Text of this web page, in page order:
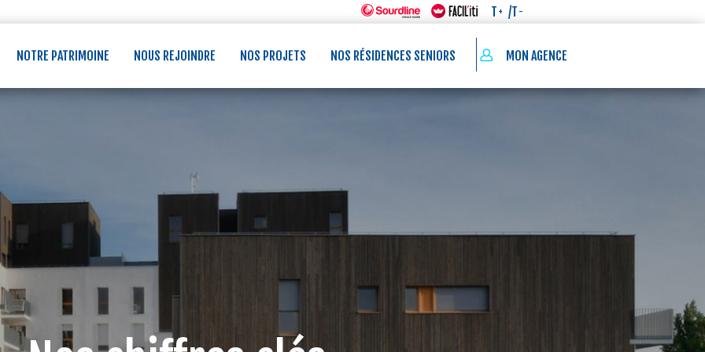
T + /T -
NOTRE PATRIMOINE NOUS REJOINDRE NOS PROJETS NOS RÉSIDENCES SENIORS MON AGENCE